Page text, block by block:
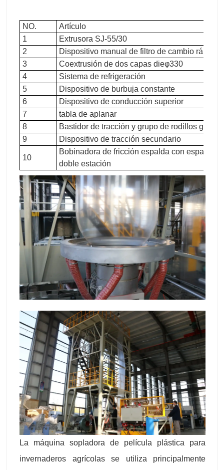
NO.
Artículo
1
Extrusora SJ-55/30
2
Dispositivo manual de filtro de cambio rápido
3
Coextrusión de dos capas dieφ330
4
Sistema de refrigeración
5
Dispositivo de burbuja constante
6
Dispositivo de conducción superior
7
tabla de aplanar
8
Bastidor de tracción y grupo de rodillos guía
9
Dispositivo de tracción secundario
10
Bobinadora de fricción espalda con espalda
doble estación
La máquina sopladora de película plástica para
invernaderos agrícolas se utiliza principalmente